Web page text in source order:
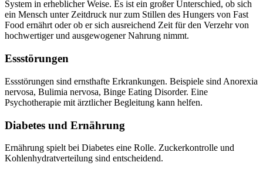
System in erheblicher Weise. Es ist ein großer Unterschied, ob sich
ein Mensch unter Zeitdruck nur zum Stillen des Hungers von Fast
Food ernährt oder ob er sich ausreichend Zeit für den Verzehr von
hochwertiger und ausgewogener Nahrung nimmt.
Essstörungen
Essstörungen sind ernsthafte Erkrankungen. Beispiele sind Anorexia
nervosa, Bulimia nervosa, Binge Eating Disorder. Eine
Psychotherapie mit ärztlicher Begleitung kann helfen.
Diabetes und Ernährung
Ernährung spielt bei Diabetes eine Rolle. Zuckerkontrolle und
Kohlenhydratverteilung sind entscheidend.